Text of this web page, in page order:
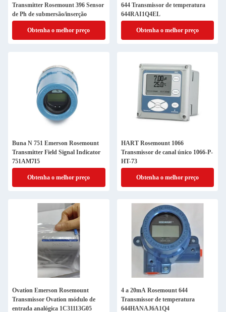
Transmitter Rosemount 396 Sensor
de Ph de submersão/inserção
Obtenha o melhor preço
644 Transmissor de temperatura
644RAI1Q4EL
Obtenha o melhor preço
Buna N 751 Emerson Rosemount
Transmitter Field Signal Indicator
751AM7I5
Obtenha o melhor preço
HART Rosemount 1066
Transmissor de canal único 1066-P-
HT-73
Obtenha o melhor preço
Ovation Emerson Rosemount
Transmissor Ovation módulo de
entrada analógica 1C31113G05
4 a 20mA Rosemount 644
Transmissor de temperatura
644HANAJ6A1Q4